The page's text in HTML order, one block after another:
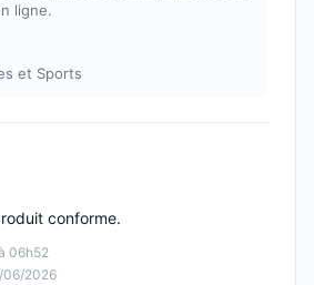
ligne.
et Sports
06h52
06/2026
conforme.